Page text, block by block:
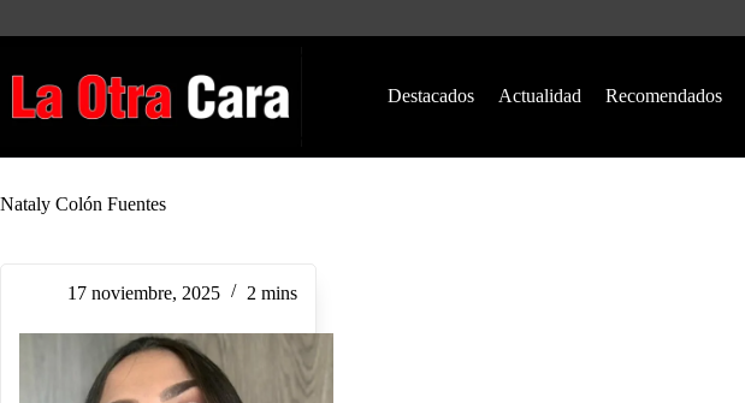
Destacados Actualidad Recomendados
Nataly Colón Fuentes
17 noviembre, 2025 2 mins